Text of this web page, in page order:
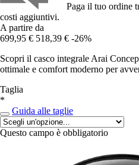
Paga il tuo ordine
costi aggiuntivi.
A partire da
699,95 € 518,39 € -26%
Scopri il casco integrale Arai
ottimale e comfort moderno per
Taglia
*
Guida alle taglie
Questo campo è obbligatorio